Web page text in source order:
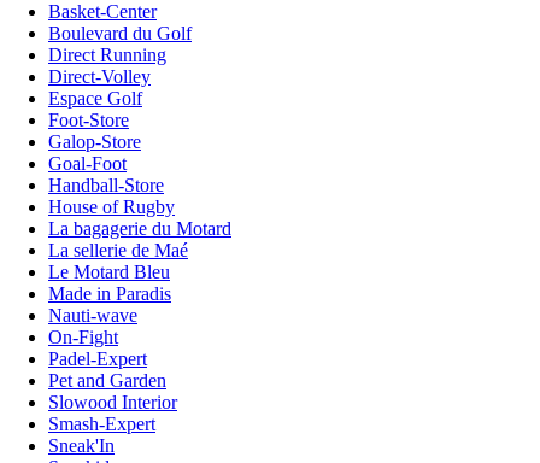
Basket-Center
Boulevard du Golf
Direct Running
Direct-Volley
Espace Golf
Foot-Store
Galop-Store
Goal-Foot
Handball-Store
House of Rugby
La bagagerie du Motard
La sellerie de Maé
Le Motard Bleu
Made in Paradis
Nauti-wave
On-Fight
Padel-Expert
Pet and Garden
Slowood Interior
Smash-Expert
Sneak'In